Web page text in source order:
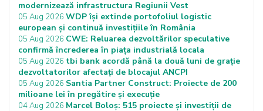
modernizează infrastructura Regiunii Vest
05 Aug 2026 WDP își extinde portofoliul logistic
european și continuă investițiile în România
05 Aug 2026 CWE: Reluarea dezvoltărilor speculative
confirmă încrederea în piața industrială locala
05 Aug 2026 tbi bank acordă până la două luni de grație
dezvoltatorilor afectați de blocajul ANCPI
05 Aug 2026 Santia Partner Construct: Proiecte de 200
milioane lei în pregătire și execuție
04 Aug 2026 Marcel Boloș: 515 proiecte și investiții de